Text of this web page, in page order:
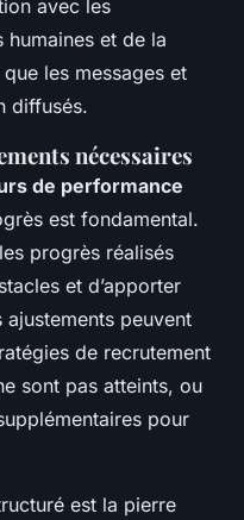
avec les
humaines et de la
les messages et
diffusés.
nécessaires
de performance
est fondamental.
progrès réalisés
et d’apporter
peuvent
de recrutement
sont pas atteints, ou
pour
est la pierre